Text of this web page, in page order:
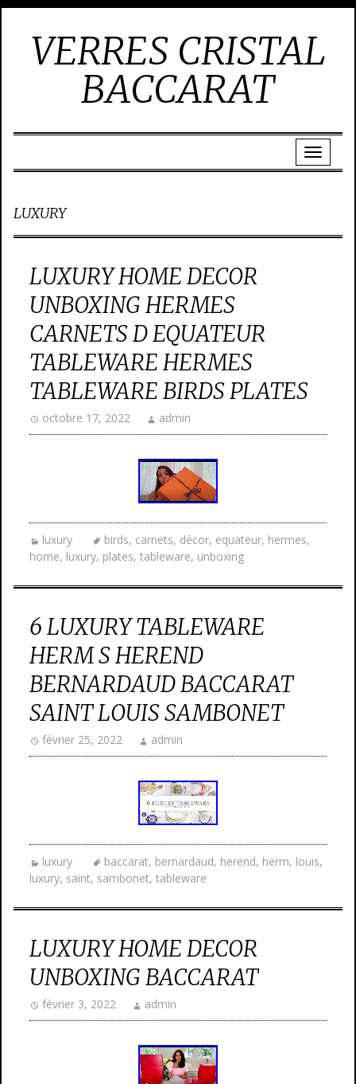
VERRES CRISTAL
BACCARAT
LUXURY
LUXURY HOME DECOR
UNBOXING HERMES
CARNETS D EQUATEUR
TABLEWARE HERMES
TABLEWARE BIRDS PLATES
octobre 17, 2022 admin
luxury birds, carnets, décor, equateur, hermes,
home, luxury, plates, tableware, unboxing
6 LUXURY TABLEWARE
HERM S HEREND
BERNARDAUD BACCARAT
SAINT LOUIS SAMBONET
février 25, 2022 admin
luxury baccarat, bernardaud, herend, herm, louis,
luxury, saint, sambonet, tableware
LUXURY HOME DECOR
UNBOXING BACCARAT
février 3, 2022 admin